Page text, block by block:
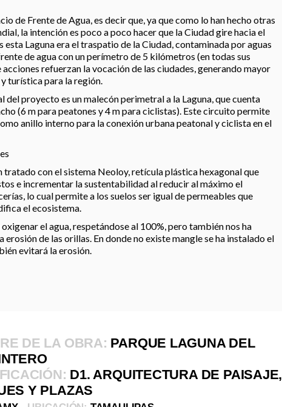
de Frente de Agua, es decir que, ya que como lo han hecho otras
la intención es poco a poco hacer que la Ciudad gire hacia el
esta Laguna era el traspatio de la Ciudad, contaminada por aguas
de agua con un perímetro de 5 kilómetros (en todas sus
refuerzan la vocación de las ciudades, generando mayor
turística para la región.
del proyecto es un malecón perimetral a la Laguna, que cuenta
(6 m para peatones y 4 m para ciclistas). Este circuito permite
anillo interno para la conexión urbana peatonal y ciclista en el
tratado con el sistema Neoloy, retícula plástica hexagonal que
e incrementar la sustentabilidad al reducir al máximo el
lo cual permite a los suelos ser igual de permeables que
el ecosistema.
el agua, respetándose al 100%, pero también nos ha
erosión de las orillas. En donde no existe mangle se ha instalado el
evitará la erosión.
DE LA OBRA: PARQUE LAGUNA DEL
D1. ARQUITECTURA DE PAISAJE,
Y PLAZAS